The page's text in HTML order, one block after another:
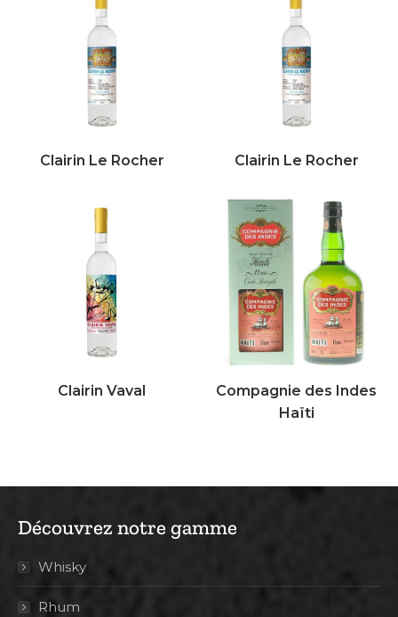
Clairin Le Rocher Clairin Le Rocher
Clairin Vaval
Compagnie des Indes
Haïti
Découvrez notre gamme
Whisky
Rhum